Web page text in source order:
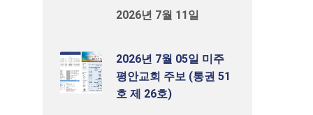
2026년 7월 11일
2026년 7월 05일 미주
평안교회 주보 (통권 51
호 제 26호)